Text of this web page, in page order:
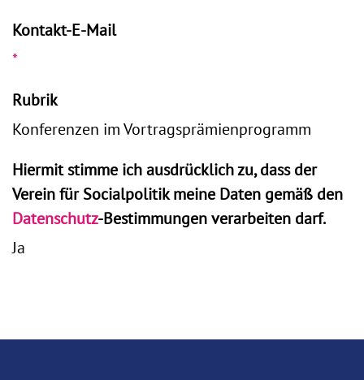
Kontakt-E-Mail
*
Rubrik
Konferenzen im Vortragsprämienprogramm
Hiermit stimme ich ausdrücklich zu, dass der
Verein für Socialpolitik meine Daten gemäß den
Datenschutz-Bestimmungen verarbeiten darf.
Ja